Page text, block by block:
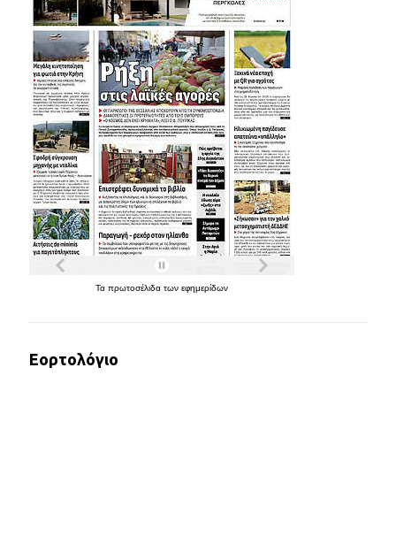
Τα πρωτοσέλιδα των εφημερίδων
Εορτολόγιο